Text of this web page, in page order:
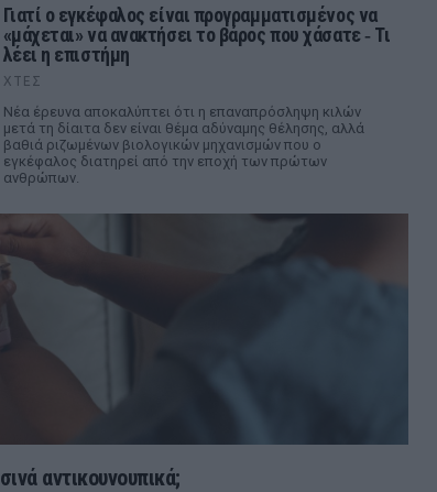
Γιατί ο εγκέφαλος είναι προγραμματισμένος να
«μάχεται» να ανακτήσει το βάρος που χάσατε ‑ Τι
λέει η επιστήμη
ΧΤΕΣ
Νέα έρευνα αποκαλύπτει ότι η επαναπρόσληψη κιλών
μετά τη δίαιτα δεν είναι θέμα αδύναμης θέλησης, αλλά
βαθιά ριζωμένων βιολογικών μηχανισμών που ο
εγκέφαλος διατηρεί από την εποχή των πρώτων
ανθρώπων.
αντικουνουπικά;